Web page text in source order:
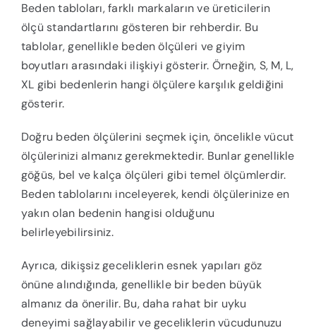
Beden tabloları, farklı markaların ve üreticilerin
ölçü standartlarını gösteren bir rehberdir. Bu
tablolar, genellikle beden ölçüleri ve giyim
boyutları arasındaki ilişkiyi gösterir. Örneğin, S, M, L,
XL gibi bedenlerin hangi ölçülere karşılık geldiğini
gösterir.
Doğru beden ölçülerini seçmek için, öncelikle vücut
ölçülerinizi almanız gerekmektedir. Bunlar genellikle
göğüs, bel ve kalça ölçüleri gibi temel ölçümlerdir.
Beden tablolarını inceleyerek, kendi ölçülerinize en
yakın olan bedenin hangisi olduğunu
belirleyebilirsiniz.
Ayrıca, dikişsiz geceliklerin esnek yapıları göz
önüne alındığında, genellikle bir beden büyük
almanız da önerilir. Bu, daha rahat bir uyku
deneyimi sağlayabilir ve geceliklerin vücudunuzu